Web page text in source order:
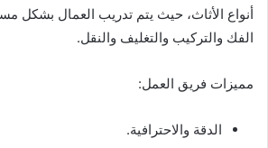
أنواع الأثاث، حيث يتم تدريب العمال
الفك والتركيب والتغليف والنقل.
مميزات فريق العمل:
الدقة والاحترافية.